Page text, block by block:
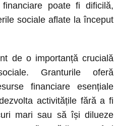
financiare poate fi dificilă,
sociale aflate la început
de o importanță crucială
Granturile oferă
financiare esențiale
activitățile fără a fi
mari sau să își dilueze